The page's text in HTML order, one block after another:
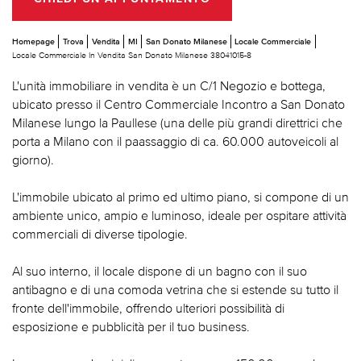
Homepage Trova Vendita MI San Donato Milanese
Locale Commerciale
Locale Commerciale In Vendita San Donato Milanese 38041015-8
L'unità immobiliare in vendita è un C/1 Negozio e bottega,
ubicato presso il Centro Commerciale Incontro a San Donato
Milanese lungo la Paullese (una delle più grandi direttrici che
porta a Milano con il paassaggio di ca. 60.000 autoveicoli al
giorno).
L'immobile ubicato al primo ed ultimo piano, si compone di un
ambiente unico, ampio e luminoso, ideale per ospitare attività
commerciali di diverse tipologie.
Al suo interno, il locale dispone di un bagno con il suo
antibagno e di una comoda vetrina che si estende su tutto il
fronte dell'immobile, offrendo ulteriori possibilità di
esposizione e pubblicità per il tuo business.